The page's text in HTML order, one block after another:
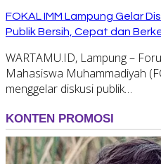
FOKAL IMM Lampung Gelar
Publik Bersih, Cepat dan
WARTAMU.ID, Lampung –
Mahasiswa Muhammadiyah
menggelar diskusi publik…